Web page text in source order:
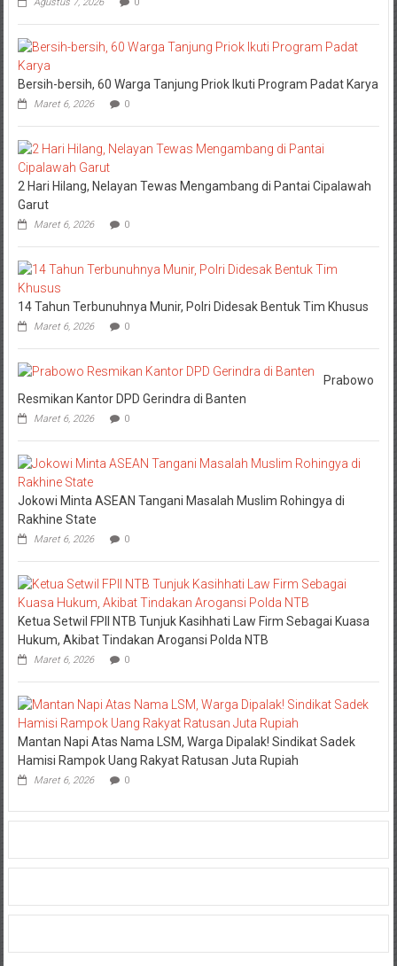
Bersih-bersih, 60 Warga Tanjung Priok Ikuti Program Padat Karya
Maret 6, 2026
2 Hari Hilang, Nelayan Tewas Mengambang di Pantai Cipalawah
Garut
Maret 6, 2026 0
14 Tahun Terbunuhnya Munir, Polri Didesak Bentuk Tim Khusus
Maret 6, 2026
Resmikan Kantor DPD Gerindra di Banten
Jokowi Minta ASEAN Tangani Masalah Muslim Rohingya di
Rakhine State
Maret 6, 2026 0
Ketua Setwil FPII NTB Tunjuk Kasihhati Law Firm Sebagai Kuasa
Hukum, Akibat Tindakan Arogansi Polda NTB
Maret 6, 2026
Mantan Napi Atas Nama LSM, Warga Dipalak! Sindikat Sadek
Hamisi Rampok Uang Rakyat Ratusan Juta Rupiah
Maret 6, 2026 0